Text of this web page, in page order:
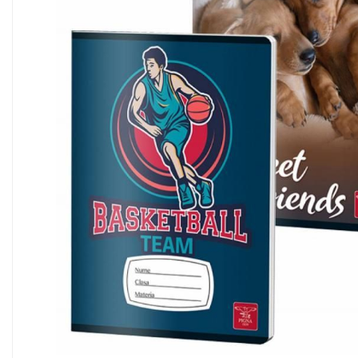
Consumabile
Consumabile echipamente
Flacoane Cerneală
Cilindrii / Drum Unit
Unitate Transfer / Belt Unit
Containere reziduale
Consumabile echipamente de
Benzi Brother P-Touch
Role Brother DK
Role Termice și Riboane
Echipamente de etichetare &